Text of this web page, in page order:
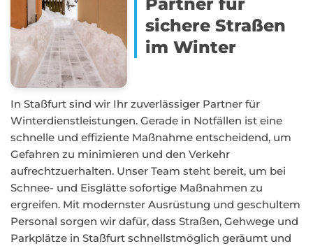
sichere Straßen
im Winter
In Staßfurt sind wir Ihr zuverlässiger Partner für
Winterdienstleistungen. Gerade in Notfällen ist eine
schnelle und effiziente Maßnahme entscheidend, um
Gefahren zu minimieren und den Verkehr
aufrechtzuerhalten. Unser Team steht bereit, um bei
Schnee- und Eisglätte sofortige Maßnahmen zu
ergreifen. Mit modernster Ausrüstung und geschultem
Personal sorgen wir dafür, dass Straßen, Gehwege und
Parkplätze in Staßfurt schnellstmöglich geräumt und